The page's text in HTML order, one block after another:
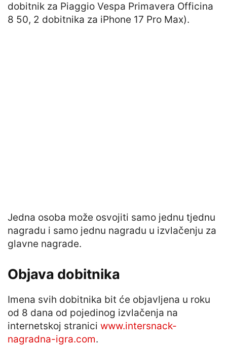
dobitnik za Piaggio Vespa Primavera Officina
8 50, 2 dobitnika za iPhone 17 Pro Max).
Jedna osoba može osvojiti samo jednu tjednu
nagradu i samo jednu nagradu u izvlačenju za
glavne nagrade.
Objava dobitnika
Imena svih dobitnika bit će objavljena u roku
od 8 dana od pojedinog izvlačenja na
internetskoj stranici www.intersnack-
nagradna-igra.com.